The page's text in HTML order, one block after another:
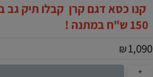
קנו כסא דגם קרן קבלו תיק גב
150 ש"ח במתנה !
₪1,090